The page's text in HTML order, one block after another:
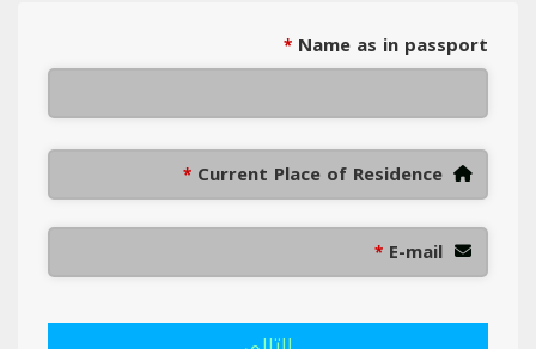
Name as in passport
*
Current Place of Residence
*
E-mail
*